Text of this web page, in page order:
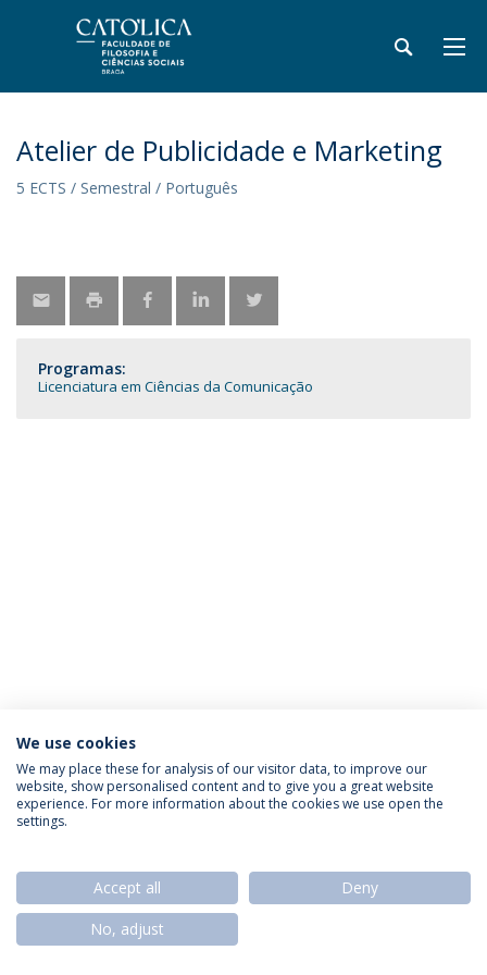
Atelier de Publicidade e Marketing
5 ECTS / Semestral / Português
Programas:
Licenciatura em Ciências da Comunicação
Política de Privacidade
Termos & Condições
Direitos do Titular dos Dados
© 2026 Universidade Católica Portuguesa
We use cookies
We may place these for analysis of our visitor data, to improve our
website, show personalised content and to give you a great website
experience. For more information about the cookies we use open the
settings.
Accept all
Deny
No, adjust